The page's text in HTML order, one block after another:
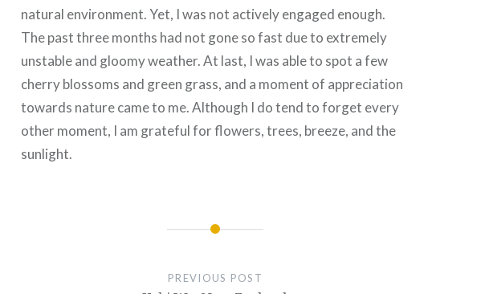
natural environment. Yet, I was not actively engaged enough.
The past three months had not gone so fast due to extremely
unstable and gloomy weather. At last, I was able to spot a few
cherry blossoms and green grass, and a moment of appreciation
towards nature came to me. Although I do tend to forget every
other moment, I am grateful for flowers, trees, breeze, and the
sunlight.
PREVIOUS POST